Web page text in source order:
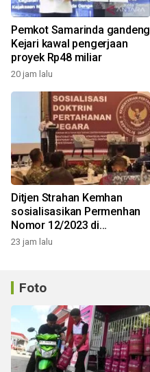
Pemkot Samarinda gandeng
Kejari kawal pengerjaan
proyek Rp48 miliar
20 jam lalu
Ditjen Strahan Kemhan
sosialisasikan Permenhan
Nomor 12/2023 di
Balikpapan
23 jam lalu
Foto